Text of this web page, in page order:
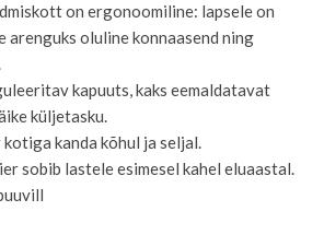
on ergonoomiline: lapsele on
arenguks oluline konnaasend ning
kapuuts, kaks eemaldatavat
küljetasku.
kanda kõhul ja seljal.
sobib lastele esimesel kahel eluaastal.